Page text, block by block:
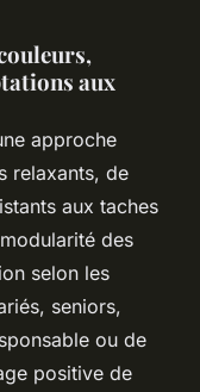
aux
approche
relaxants, de
aux taches
des
selon les
seniors,
ou de
positive de